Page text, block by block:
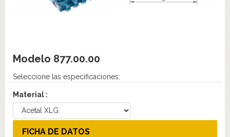
Modelo 877.00.00
Seleccione las especificaciones:
Material :
FICHA DE DATOS